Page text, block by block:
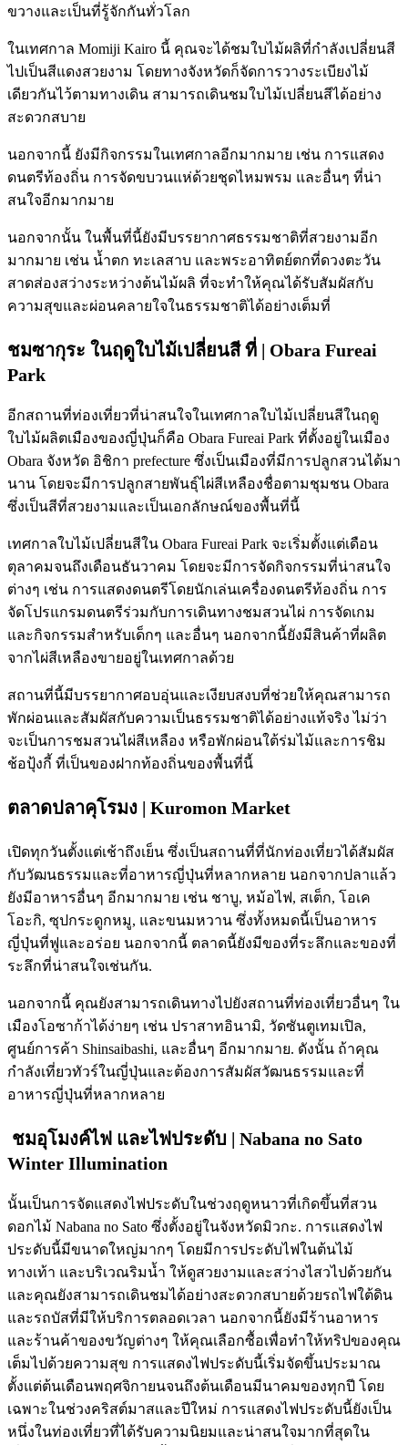
ขวางและเป็นที่รู้จักกันทั่วโลก
ในเทศกาล Momiji Kairo นี้ คุณจะได้ชมใบไม้ผลิที่กำลังเปลี่ยนสี
ไปเป็นสีแดงสวยงาม โดยทางจังหวัดก็จัดการวางระเบียงไม้
เดียวกันไว้ตามทางเดิน สามารถเดินชมใบไม้เปลี่ยนสีได้อย่าง
สะดวกสบาย
นอกจากนี้ ยังมีกิจกรรมในเทศกาลอีกมากมาย เช่น การแสดง
ดนตรีท้องถิ่น การจัดขบวนแห่ด้วยชุดไหมพรม และอื่นๆ ที่น่า
สนใจอีกมากมาย
นอกจากนั้น ในพื้นที่นี้ยังมีบรรยากาศธรรมชาติที่สวยงามอีก
มากมาย เช่น น้ำตก ทะเลสาบ และพระอาทิตย์ตกที่ดวงตะวัน
สาดส่องสว่างระหว่างต้นไม้ผลิ ที่จะทำให้คุณได้รับสัมผัสกับ
ความสุขและผ่อนคลายใจในธรรมชาติได้อย่างเต็มที่
ชมซากุระ ในฤดูใบไม้เปลี่ยนสี ที่ | Obara Fureai
Park
อีกสถานที่ท่องเที่ยวที่น่าสนใจในเทศกาลใบไม้เปลี่ยนสีในฤดู
ใบไม้ผลิตเมืองของญี่ปุ่นก็คือ Obara Fureai Park ที่ตั้งอยู่ในเมือง
Obara จังหวัด อิชิกา prefecture ซึ่งเป็นเมืองที่มีการปลูกสวนได้มา
นาน โดยจะมีการปลูกสายพันธุ์ไผ่สีเหลืองชื่อตามชุมชน Obara
ซึ่งเป็นสีที่สวยงามและเป็นเอกลักษณ์ของพื้นที่นี้
เทศกาลใบไม้เปลี่ยนสีใน Obara Fureai Park จะเริ่มตั้งแต่เดือน
ตุลาคมจนถึงเดือนธันวาคม โดยจะมีการจัดกิจกรรมที่น่าสนใจ
ต่างๆ เช่น การแสดงดนตรีโดยนักเล่นเครื่องดนตรีท้องถิ่น การ
จัดโปรแกรมดนตรีร่วมกับการเดินทางชมสวนไผ่ การจัดเกม
และกิจกรรมสำหรับเด็กๆ และอื่นๆ นอกจากนี้ยังมีสินค้าที่ผลิต
จากไผ่สีเหลืองขายอยู่ในเทศกาลด้วย
สถานที่นี้มีบรรยากาศอบอุ่นและเงียบสงบที่ช่วยให้คุณสามารถ
พักผ่อนและสัมผัสกับความเป็นธรรมชาติได้อย่างแท้จริง ไม่ว่า
จะเป็นการชมสวนไผ่สีเหลือง หรือพักผ่อนใต้ร่มไม้และการชิม
ช้อปุ้งกี้ ที่เป็นของฝากท้องถิ่นของพื้นที่นี้
ตลาดปลาคุโรมง | Kuromon Market
เปิดทุกวันตั้งแต่เช้าถึงเย็น ซึ่งเป็นสถานที่ที่นักท่องเที่ยวได้สัมผัส
กับวัฒนธรรมและที่อาหารญี่ปุ่นที่หลากหลาย นอกจากปลาแล้ว
ยังมีอาหารอื่นๆ อีกมากมาย เช่น ชาบู, หม้อไฟ, สเต็ก, โอเค
โอะกิ, ซุปกระดูกหมู, และขนมหวาน ซึ่งทั้งหมดนี้เป็นอาหาร
ญี่ปุ่นที่ฟูและอร่อย นอกจากนี้ ตลาดนี้ยังมีของที่ระลึกและของที่
ระลึกที่น่าสนใจเช่นกัน.
นอกจากนี้ คุณยังสามารถเดินทางไปยังสถานที่ท่องเที่ยวอื่นๆ ใน
เมืองโอซาก้าได้ง่ายๆ เช่น ปราสาทอินามิ, วัดซันตูเทมเปิล,
ศูนย์การค้า Shinsaibashi, และอื่นๆ อีกมากมาย. ดังนั้น ถ้าคุณ
กำลังเที่ยวทัวร์ในญี่ปุ่นและต้องการสัมผัสวัฒนธรรมและที่
อาหารญี่ปุ่นที่หลากหลาย
ชมอุโมงค์ไฟ และไฟประดับ | Nabana no Sato
Winter Illumination
นั้นเป็นการจัดแสดงไฟประดับในช่วงฤดูหนาวที่เกิดขึ้นที่สวน
ดอกไม้ Nabana no Sato ซึ่งตั้งอยู่ในจังหวัดมิวกะ. การแสดงไฟ
ประดับนี้มีขนาดใหญ่มากๆ โดยมีการประดับไฟในต้นไม้
ทางเท้า และบริเวณริมน้ำ ให้ดูสวยงามและสว่างไสวไปด้วยกัน
และคุณยังสามารถเดินชมได้อย่างสะดวกสบายด้วยรถไฟใต้ดิน
และรถบัสที่มีให้บริการตลอดเวลา นอกจากนี้ยังมีร้านอาหาร
และร้านค้าของขวัญต่างๆ ให้คุณเลือกซื้อเพื่อทำให้ทริปของคุณ
เต็มไปด้วยความสุข การแสดงไฟประดับนี้เริ่มจัดขึ้นประมาณ
ตั้งแต่ต้นเดือนพฤศจิกายนจนถึงต้นเดือนมีนาคมของทุกปี โดย
เฉพาะในช่วงคริสต์มาสและปีใหม่ การแสดงไฟประดับนี้ยังเป็น
หนึ่งในท่องเที่ยวที่ได้รับความนิยมและน่าสนใจมากที่สุดใน